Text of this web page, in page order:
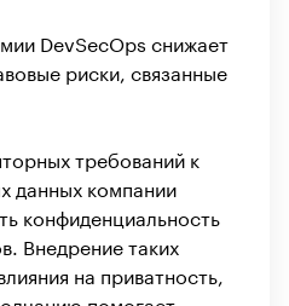
DevSecOps снижает
риски, связанные
требований к
данных компании
конфиденциальность
Внедрение таких
на приватность,